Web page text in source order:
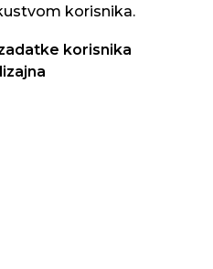
korisnika.
korisnika